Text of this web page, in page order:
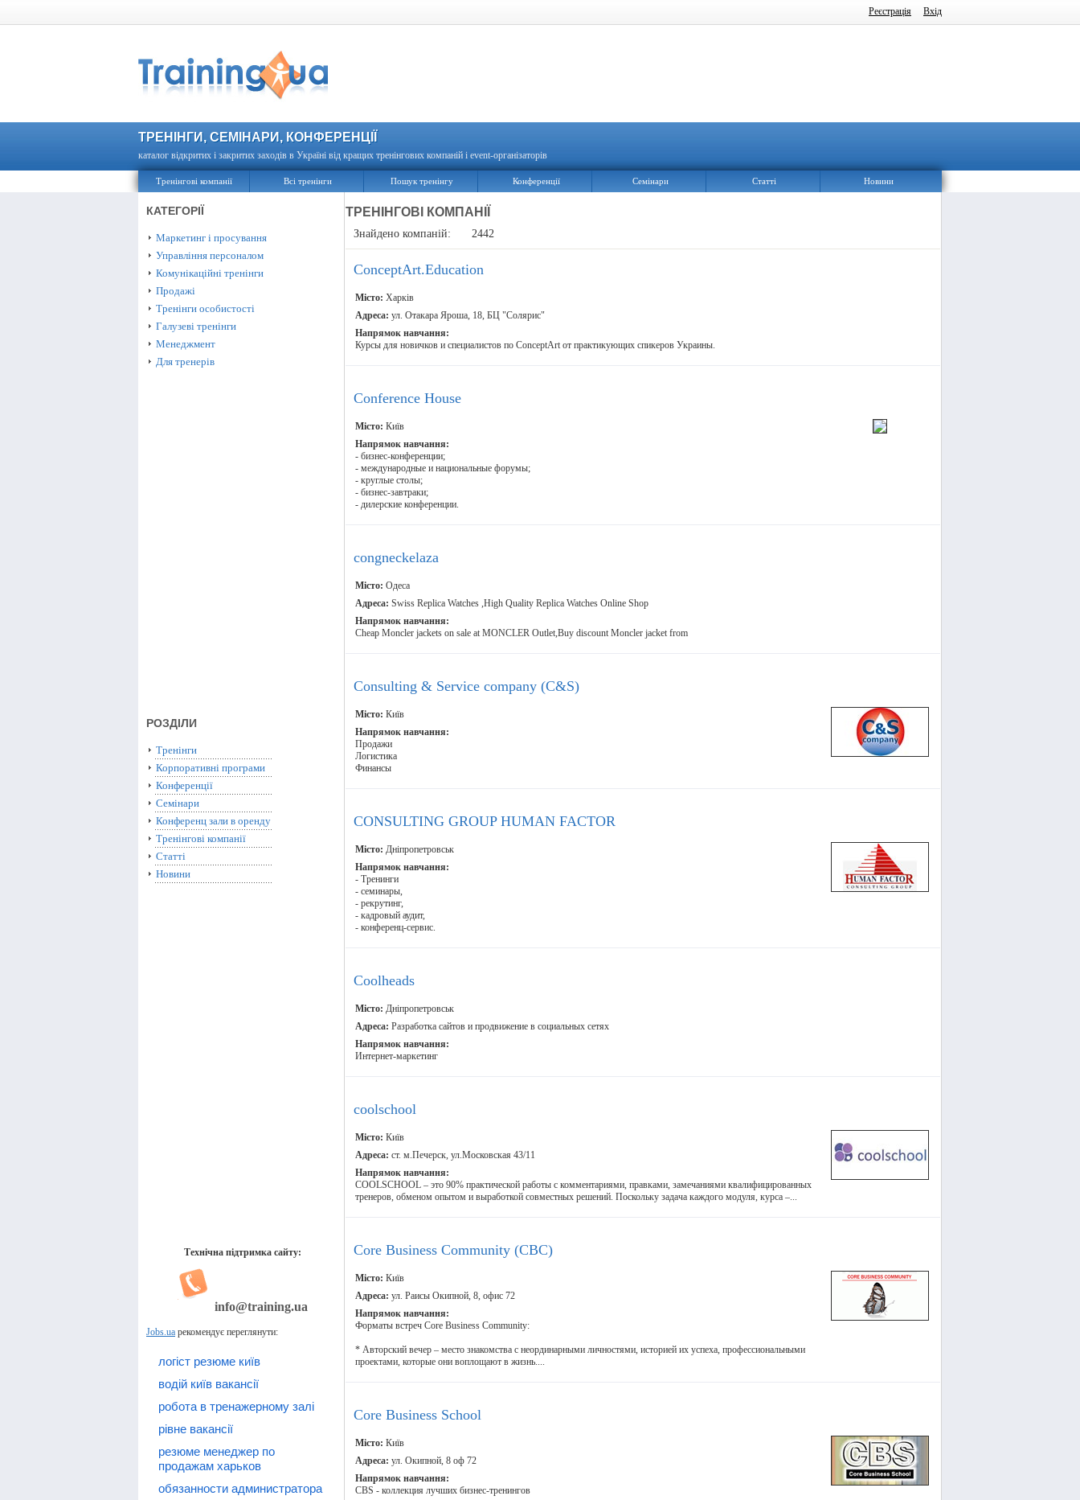
Реєстрація Вхід
ТРЕНІНГИ, СЕМІНАРИ, КОНФЕРЕНЦІЇ
каталог відкритих і закритих заходів в Україні від кращих тренінгових компаній і event-організаторів
Тренінгові компанії Всі тренінги Пошук тренінгу Конференції Семінари Статті Новини
КАТЕГОРІЇ
Маркетинг і просування
Управління персоналом
Комунікаційні тренінги
Продажі
Тренінги особистості
Галузеві тренінги
Менеджмент
Для тренерів
РОЗДІЛИ
Тренінги
Корпоративні програми
Конференції
Семінари
Конференц зали в оренду
Тренінгові компанії
Статті
Новини
Технічна підтримка сайту:
info@training.ua
Jobs.ua рекомендує переглянути:
логіст резюме київ
водій київ вакансії
робота в тренажерному залі
рівне вакансії
резюме менеджер по
продажам харьков
обязанности администратора
ТРЕНІНГОВІ КОМПАНІЇ
Знайдено компаній: 2442
ConceptArt.Education
Місто: Харків
Адреса: ул. Отакара Яроша, 18, БЦ "Солярис"
Напрямок навчання:
Курсы для новичков и специалистов по ConceptArt от практикующих спикеров Украины.
Conference House
Місто: Київ
Напрямок навчання:
- бизнес-конференции;
- международные и национальные форумы;
- круглые столы;
- бизнес-завтраки;
- дилерские конференции.
congneckelaza
Місто: Одеса
Адреса: Swiss Replica Watches ,High Quality Replica Watches Online Shop
Напрямок навчання:
Cheap Moncler jackets on sale at MONCLER Outlet,Buy discount Moncler jacket from
Consulting & Service company (С&S)
Місто: Київ
Напрямок навчання:
Продажи
Логистика
Финансы
CONSULTING GROUP HUMAN FACTOR
Місто: Дніпропетровськ
Напрямок навчання:
- Тренинги
- семинары,
- рекрутинг,
- кадровый аудит,
- конференц-сервис.
Coolheads
Місто: Дніпропетровськ
Адреса: Разработка сайтов и продвижение в социальных сетях
Напрямок навчання:
Интернет-маркетинг
coolschool
Місто: Київ
Адреса: ст. м.Печерск, ул.Московская 43/11
Напрямок навчання:
COOLSCHOOL – это 90% практической работы с комментариями, правками, замечаниями квалифицированных
тренеров, обменом опытом и выработкой совместных решений. Поскольку задача каждого модуля, курса –...
Core Business Community (CBC)
Місто: Київ
Адреса: ул. Раисы Окипной, 8, офис 72
Напрямок навчання:
Форматы встреч Core Business Community:
* Авторский вечер – место знакомства с неординарными личностями, историей их успеха, профессиональными
проектами, которые они воплощают в жизнь....
Core Business School
Місто: Київ
Адреса: ул. Окипной, 8 оф 72
Напрямок навчання:
CBS - коллекция лучших бизнес-тренингов